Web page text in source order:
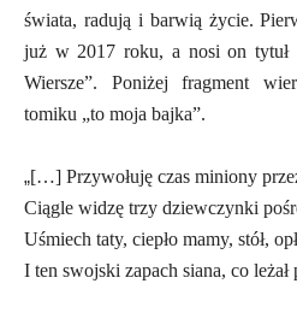
świata, radują i barwią życie.
już w 2017 roku, a nosi on tytuł
Wiersze”. Poniżej fragment
tomiku „to moja bajka”.
„[…] Przywołuję czas miniony przez
Ciągle widzę trzy dziewczynki
Uśmiech taty, ciepło mamy, stół,
I ten swojski zapach siana, co